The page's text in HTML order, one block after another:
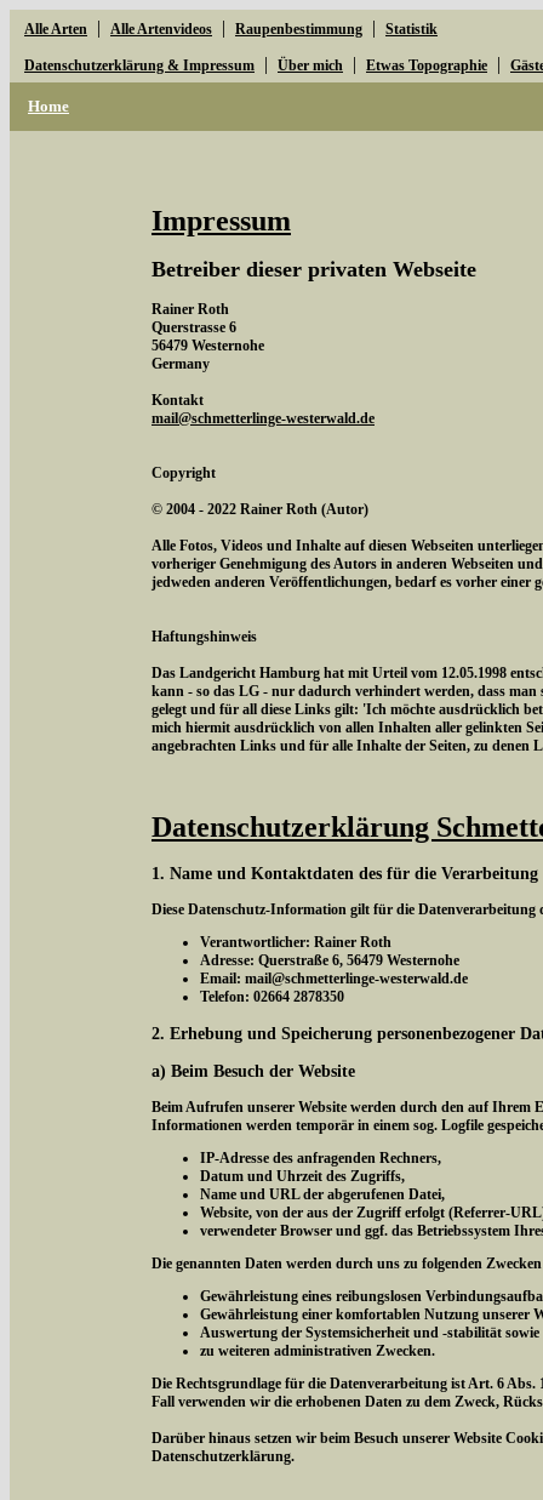
Alle Arten | Alle Artenvideos | Raupenbestimmung | Statistik
Datenschutzerklärung & Impressum | Über mich | Etwas Topographie |
Home
Impressum
Betreiber dieser privaten Webseite
Rainer Roth
Querstrasse 6
56479 Westernohe
Germany
Kontakt
mail@schmetterlinge-westerwald.de
Copyright
© 2004 - 2022 Rainer Roth (Autor)
Alle Fotos, Videos und Inhalte auf diesen Webseiten
vorheriger Genehmigung des Autors in anderen Webseiten
jedweden anderen Veröffentlichungen, bedarf es vorher einer
Haftungshinweis
Das Landgericht Hamburg hat mit Urteil vom 12.05.1998
kann - so das LG - nur dadurch verhindert werden, dass
gelegt und für all diese Links gilt: 'Ich möchte ausdrücklich
mich hiermit ausdrücklich von allen Inhalten aller gelinkten
angebrachten Links und für alle Inhalte der Seiten, zu denen
Datenschutzerklärung
1. Name und Kontaktdaten des für die
Diese Datenschutz-Information gilt für die Datenverarbeitung
Verantwortlicher: Rainer Roth
Adresse: Querstraße 6, 56479 Westernohe
Email: mail@schmetterlinge-westerwald.de
Telefon: 02664 2878350
2. Erhebung und Speicherung personenbezogener
a) Beim Besuch der Website
Beim Aufrufen unserer Website werden durch den auf Ihrem
Informationen werden temporär in einem sog. Logfile
IP-Adresse des anfragenden Rechners,
Datum und Uhrzeit des Zugriffs,
Name und URL der abgerufenen Datei,
Website, von der aus der Zugriff erfolgt (Referrer-
verwendeter Browser und ggf. das Betriebssystem
Die genannten Daten werden durch uns zu folgenden
Gewährleistung eines reibungslosen
Gewährleistung einer komfortablen Nutzung unserer
Auswertung der Systemsicherheit und -stabilität sowie
zu weiteren administrativen Zwecken.
Die Rechtsgrundlage für die Datenverarbeitung ist Art. 6 Abs.
Fall verwenden wir die erhobenen Daten zu dem Zweck,
Darüber hinaus setzen wir beim Besuch unserer Website
Datenschutzerklärung.